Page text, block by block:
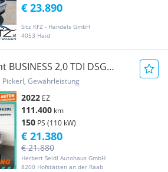
Sitz KFZ - Handels GmbH
4053 Haid
€ 23.890
BUSINESS 2,0 TDI DSG
Gewährleistung
2022 EZ
111.400 km
150 PS (110 kW)
Herbert Seidl Autohaus GmbH
8200 Hofstätten an der Raab
€ 21.880
€ 21.380